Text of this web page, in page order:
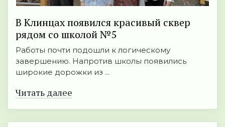
В Клинцах появился красивый сквер
рядом со школой №5
Работы почти подошли к логическому
завершению. Напротив школы появились
широкие дорожки из ...
Читать далее